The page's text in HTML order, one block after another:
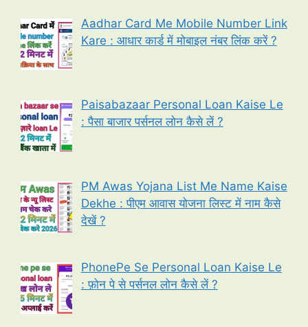
Aadhar Card Me Mobile Number Link
Kare : आधार कार्ड में मोबाइल नंबर लिंक करें ?
Paisabazaar Personal Loan Kaise Le
: पैसा बाजार पर्सनल लोन कैसे लें ?
PM Awas Yojana List Me Name Kaise
Dekhe : पीएम आवास योजना लिस्ट में नाम कैसे
देखें ?
PhonePe Se Personal Loan Kaise Le
: फ़ोन पे से पर्सनल लोन कैसे लें ?